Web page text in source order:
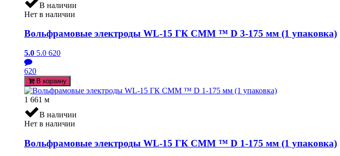
В наличии
Нет в наличии
Вольфрамовые электроды WL-15 ГК СММ ™ D 3-175 мм (1 упаковка)
5.0 5.0 620
620
В корзину
1 661 м
В наличии
Нет в наличии
Вольфрамовые электроды WL-15 ГК СММ ™ D 1-175 мм (1 упаковка)